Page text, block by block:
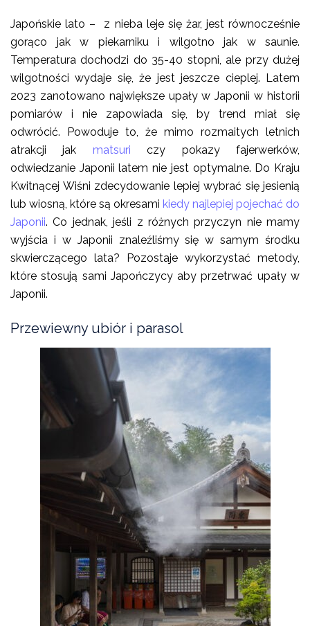
Japońskie lato – z nieba leje się żar, jest równocześnie
gorąco jak w piekarniku i wilgotno jak w saunie.
Temperatura dochodzi do 35-40 stopni, ale przy dużej
wilgotności wydaje się, że jest jeszcze cieplej. Latem
2023 zanotowano największe upały w Japonii w historii
pomiarów i nie zapowiada się, by trend miał się
odwrócić. Powoduje to, że mimo rozmaitych letnich
atrakcji jak matsuri czy pokazy fajerwerków,
odwiedzanie Japonii latem nie jest optymalne. Do Kraju
Kwitnącej Wiśni zdecydowanie lepiej wybrać się jesienią
lub wiosną, które są okresami kiedy najlepiej pojechać do
Japonii. Co jednak, jeśli z różnych przyczyn nie mamy
wyjścia i w Japonii znaleźliśmy się w samym środku
skwierczącego lata? Pozostaje wykorzystać metody,
które stosują sami Japończycy aby przetrwać upały w
Japonii.
Przewiewny ubiór i parasol